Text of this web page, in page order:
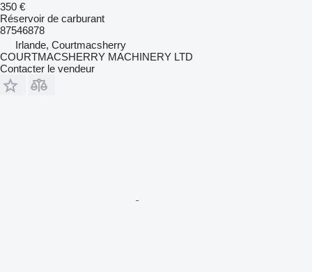
350 €
Réservoir de carburant
87546878
Irlande, Courtmacsherry
COURTMACSHERRY MACHINERY LTD
Contacter le vendeur